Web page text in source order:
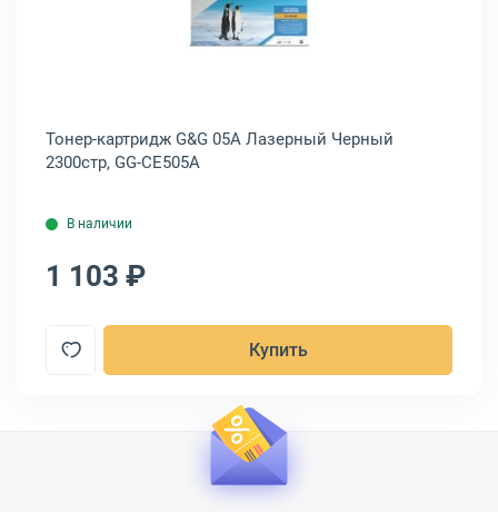
HP Inc. 05A Лазерный Черный 2300стр, CE505A
Открыть товар: Тонер-картридж
Тонер-картридж G&G 05A Лазерный Черный
2300стр, GG-CE505A
В наличии
1 103 ₽
Купить